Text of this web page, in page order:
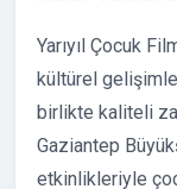
Yarıyıl Çocuk
kültürel
birlikte kaliteli
Gaziantep
etkinlikleriyle